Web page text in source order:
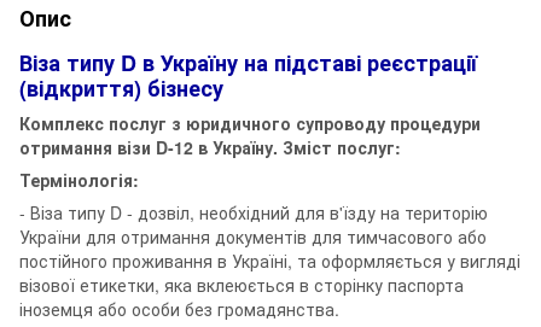
Опис
Віза типу D в Україну на підставі реєстрації
(відкриття) бізнесу
Комплекс послуг з юридичного супроводу процедури
отримання візи D-12 в Україну. Зміст послуг:
Термінологія:
- Віза типу D - дозвіл, необхідний для в'їзду на територію
України для отримання документів для тимчасового або
постійного проживання в Україні, та оформляється у вигляді
візової етикетки, яка вклеюється в сторінку паспорта
іноземця або особи без громадянства.